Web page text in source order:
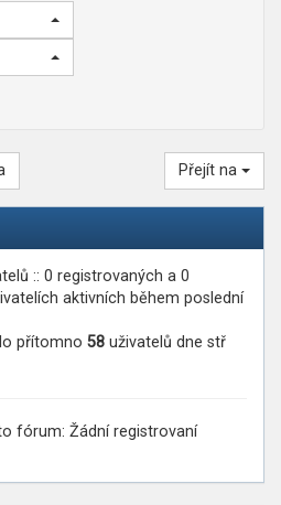
Přejít na
:: 0 registrovaných a 0
aktivních během poslední
přítomno 58 uživatelů dne stř
fórum: Žádní registrovaní